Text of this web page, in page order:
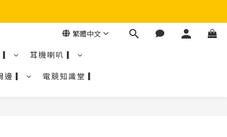
繁體中文
▎
耳機喇叭 ▎
邊 ▎ 電競知識堂 ▎